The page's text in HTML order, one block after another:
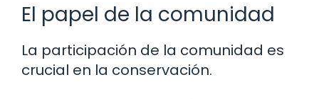
El papel de la comunidad
La participación de la comunidad es
crucial en la conservación.